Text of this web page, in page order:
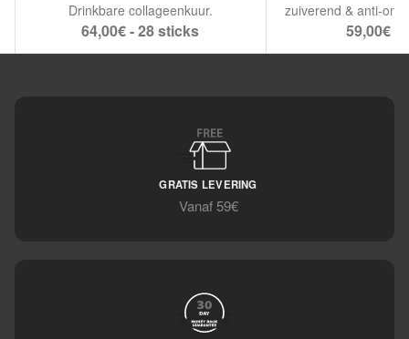
Drinkbare collageenkuur.
64,00€ - 28 sticks 59,00€ -
GRATIS LEVERING
Vanaf 59€